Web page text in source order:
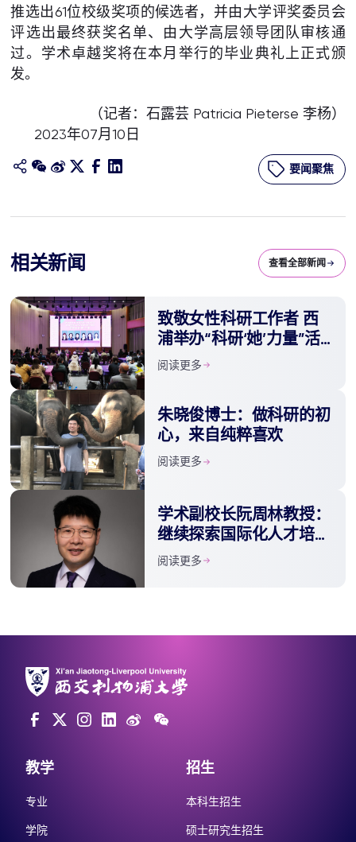
推选出61位校级奖项的候选者，并由大学评奖委员会
评选出最终获奖名单、由大学高层领导团队审核通
过。学术卓越奖将在本月举行的毕业典礼上正式颁
发。
（记者：石露芸 Patricia Pieterse 李杨）
2023年07月10日
要闻聚焦
相关新闻 查看全部新闻
致敬女性科研工作者 西
浦举办“科研‘她’力量”活
动
阅读更多
朱晓俊博士：做科研的初
心，来自纯粹喜欢
阅读更多
学术副校长阮周林教授：
继续探索国际化人才培养
模式，加强科研创新和优
阅读更多
教学
专业
学院
招生
本科生招生
硕士研究生招生